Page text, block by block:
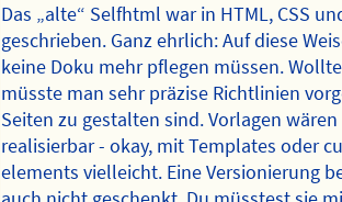
Das „alte“ Selfhtml war in HTML, CSS
geschrieben. Ganz ehrlich: Auf diese
keine Doku mehr pflegen müssen.
müsste man sehr präzise Richtlinien
Seiten zu gestalten sind. Vorlagen
realisierbar - okay, mit Templates oder
elements vielleicht. Eine Versionierung